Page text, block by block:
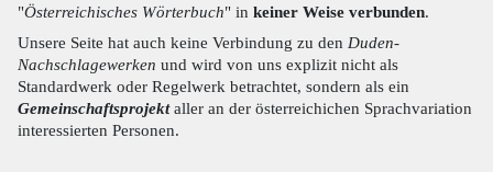
"Österreichisches Wörterbuch" in keiner Weise verbunden.
Unsere Seite hat auch keine Verbindung zu den Duden-
Nachschlagewerken und wird von uns explizit nicht als
Standardwerk oder Regelwerk betrachtet, sondern als ein
Gemeinschaftsprojektaller an der österreichichen Sprachvariation
interessierten Personen.